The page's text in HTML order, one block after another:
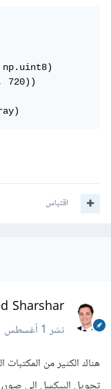
np.uint8)
720))
اقتباس
Sharshar
نشر1 أغسطس 2021
هناك الكثير من